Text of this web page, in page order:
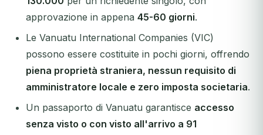
approvazione in appena 45-60 giorni.
Le Vanuatu International Companies (VIC)
possono essere costituite in pochi giorni, offrendo
piena proprietà straniera, nessun requisito di
amministratore locale e zero imposta societaria.
Un passaporto di Vanuatu garantisce accesso
senza visto o con visto all'arrivo a 91